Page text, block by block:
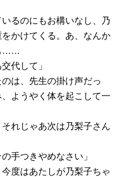
るのにもお構いなし、乃
かけてくる。あ、なんか
……
代して」
は、先生の掛け声だっ
ようやく体を起こして一
れじゃあ次は乃梨子さん
手つきやめなさい」
度はあたしが乃梨子ちゃ